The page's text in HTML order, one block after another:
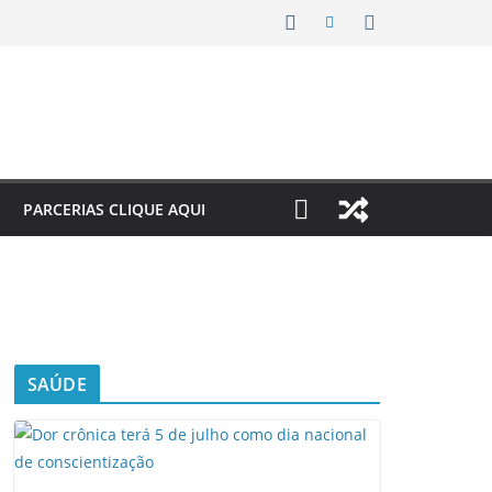
PARCERIAS CLIQUE AQUI
SAÚDE